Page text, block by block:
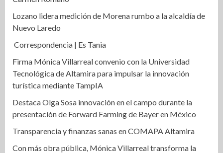
Lozano lidera medición de Morena rumbo a la alcaldía de
Nuevo Laredo
Correspondencia | Es Tania
Firma Mónica Villarreal convenio con la Universidad
Tecnológica de Altamira para impulsar la innovación
turística mediante TampIA
Destaca Olga Sosa innovación en el campo durante la
presentación de Forward Farming de Bayer en México
Transparencia y finanzas sanas en COMAPA Altamira
Con más obra pública, Mónica Villarreal transforma la